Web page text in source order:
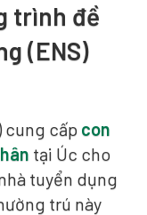
trình đề
(ENS)
cung cấp con
tại Úc cho
tuyển dụng
trú này